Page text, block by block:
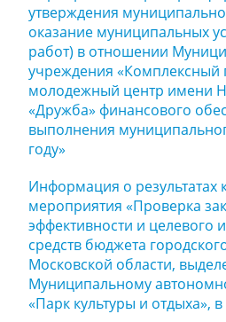
утверждения
оказание муниципальных
работ) в отношении
учреждения «Комплексный
молодежный центр имени
«Дружба» финансового
выполнения
году»
Информация о результатах
мероприятия «Проверка
эффективности и целевого
средств бюджета
Московской области,
Муниципальному
«Парк культуры и отдыха», в